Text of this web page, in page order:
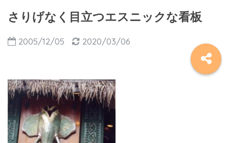
さりげなく目立つエスニックな看板
2005/12/05 2020/03/06